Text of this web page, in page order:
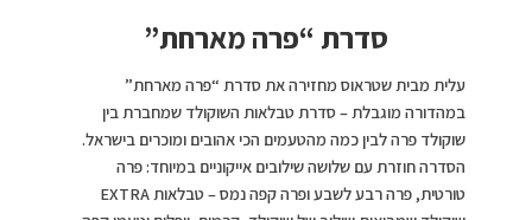
סדרת “פרה מארחת”
עלית מבית שטראוס מחזירה את סדרת “פרה מארחת”
במהדורה מוגבלת – סדרת טבלאות השוקולד שמחברת בין
שוקולד פרה לבין כמה מהטעמים הכי אהובים ומוכרים בישראל.
הסדרה חוזרת עם שלושה שילובים אייקוניים במיוחד: פרה
טורטית, פרה רבע לשבע ופרה קפה נמס – טבלאות EXTRA